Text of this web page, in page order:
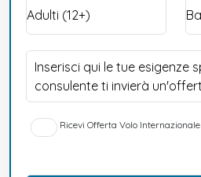
Ricevi Offerta Volo Internazionale